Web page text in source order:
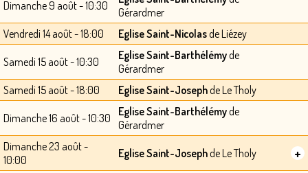
Dimanche 9 août - 10:30
Gérardmer
Vendredi 14 août - 18:00
Eglise Saint-Nicolasde Liézey
Samedi 15 août - 10:30 Eglise Saint-Barthélémyde
Gérardmer
Samedi 15 août - 18:00
Eglise Saint-Josephde Le Tholy
Dimanche 16 août - 10:30 Eglise Saint-Barthélémyde
Gérardmer
Dimanche 23 août -
10:00
Eglise Saint-Josephde Le Tholy +